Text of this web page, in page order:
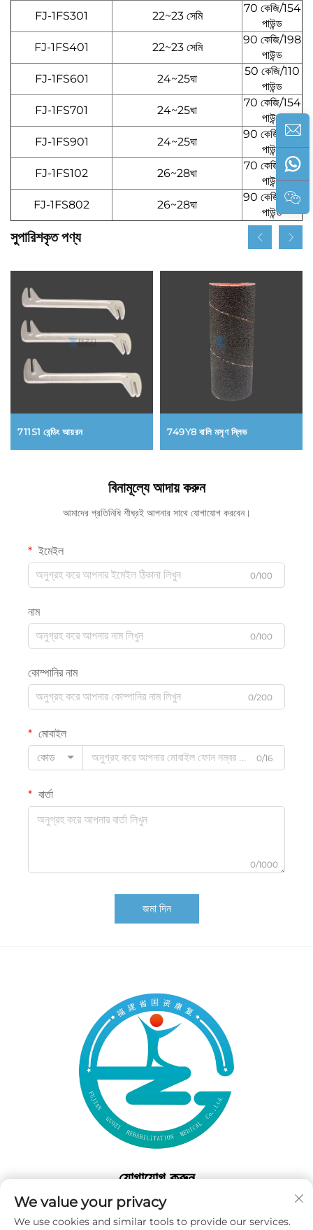
FJ-1FS301
22~23 সেমি
70 কেজি/154
পাউন্ড
FJ-1FS401
22~23 সেমি
90 কেজি/198
পাউন্ড
FJ-1FS601
24~25ঘা
50 কেজি/110
পাউন্ড
FJ-1FS701
24~25ঘা
70 কেজি/154
পাউন্ড
FJ-1FS901
24~25ঘা
90 কেজি/198
পাউন্ড
FJ-1FS102
26~28ঘা
70 কেজি/154
পাউন্ড
FJ-1FS802
26~28ঘা
90 কেজি/198
পাউন্ড
সুপারিশকৃত পণ্য
711S1 বেন্ডিং আয়রন 749Y8 বালি মসৃণ স্লিভ
বিনামূল্যে আদায় করুন
আমাদের প্রতিনিধি শীঘ্রই আপনার সাথে যোগাযোগ করবেন।
ইমেইল
0/100
নাম
0/100
কোম্পানির নাম
0/200
মোবাইল
কোড
0/16
বার্তা
0/1000
জমা দিন
যোগাযোগ করুন
Add: 50 গাওফেং সাউথ লেন, ওয়েস্ট গেট ফুজৌ, ফুজিয়ান, চীন
টেল:+86-19859128239
We value your privacy
We use cookies and similar tools to provide our services.